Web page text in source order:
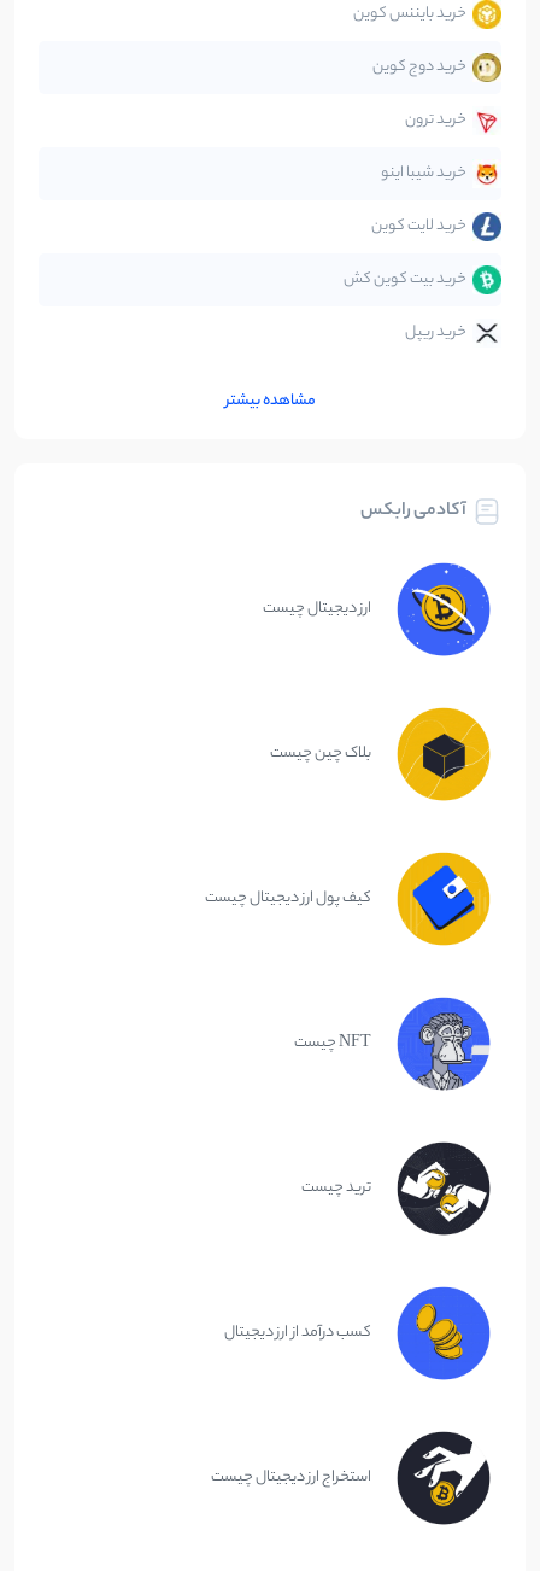
صرافی‌ها
قانون‌گذاری
متاورس
خرید بایننس کوین
خرید دوج کوین
خرید ترون
خرید شیبا اینو
خرید لایت کوین
خرید بیت کوین کش
خرید ریپل
مشاهده بیشتر
آکادمی رابکس
ارز دیجیتال چیست
بلاک چین چیست
کیف پول ارز دیجیتال چیست
NFT چیست
ترید چیست
کسب درآمد از ارز دیجیتال
استخراج ارز دیجیتال چیست